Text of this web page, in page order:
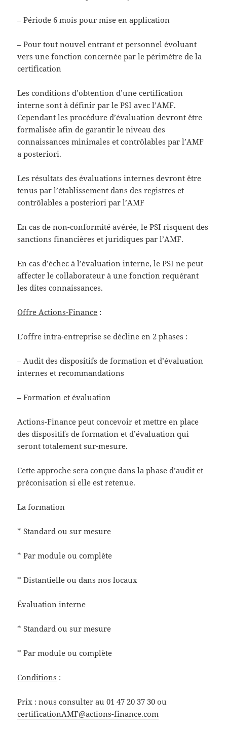
– Période 6 mois pour mise en application
– Pour tout nouvel entrant et personnel évoluant
vers une fonction concernée par le périmètre de la
certification
Les conditions d’obtention d’une certification
interne sont à définir par le PSI avec l’AMF.
Cependant les procédure d’évaluation devront être
formalisée afin de garantir le niveau des
connaissances minimales et contrôlables par l’AMF
a posteriori.
Les résultats des évaluations internes devront être
tenus par l’établissement dans des registres et
contrôlables a posteriori par l’AMF
En cas de non-conformité avérée, le PSI risquent des
sanctions financières et juridiques par l’AMF.
En cas d’échec à l’évaluation interne, le PSI ne peut
affecter le collaborateur à une fonction requérant
les dites connaissances.
Offre Actions-Finance :
L’offre intra-entreprise se décline en 2 phases :
– Audit des dispositifs de formation et d’évaluation
internes et recommandations
– Formation et évaluation
Actions-Finance peut concevoir et mettre en place
des dispositifs de formation et d’évaluation qui
seront totalement sur-mesure.
Cette approche sera conçue dans la phase d’audit et
préconisation si elle est retenue.
La formation
* Standard ou sur mesure
* Par module ou complète
* Distantielle ou dans nos locaux
Évaluation interne
* Standard ou sur mesure
* Par module ou complète
Conditions :
Prix : nous consulter au 01 47 20 37 30 ou
certificationAMF@actions-finance.com